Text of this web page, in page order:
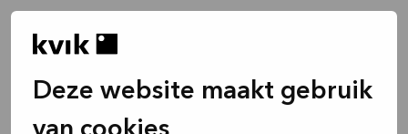
Deze website maakt gebruik